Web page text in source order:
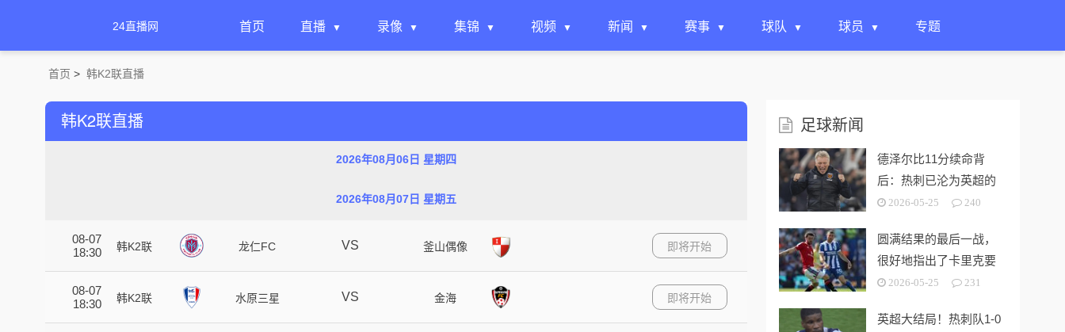
24直播网 首页 直播 录像 集锦 视频 新闻 赛事 球队 球员 专题
首页 > 韩K2联直播
韩K2联直播
2026年08月06日 星期四
2026年08月07日 星期五
08-07
18:30
韩K2联 龙仁FC VS 釜山偶像 即将开始
08-07
18:30
韩K2联 水原三星 VS 金海 即将开始
足球新闻
德泽尔比11分续命背
后：热刺已沦为英超的
“系统性风险样本”！
2026-05-25 240
圆满结果的最后一战，
很好地指出了卡里克要
解决的终极问题
2026-05-25 231
英超大结局！热刺队1-0